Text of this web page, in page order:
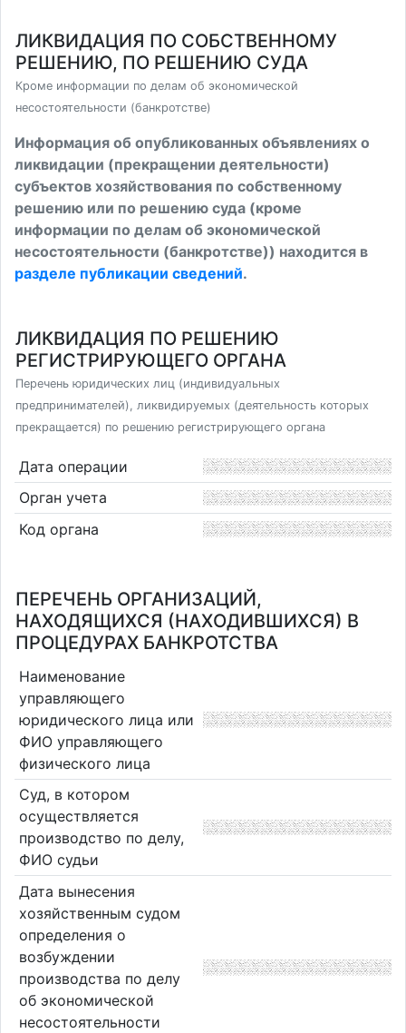
ЛИКВИДАЦИЯ ПО СОБСТВЕННОМУ
РЕШЕНИЮ, ПО РЕШЕНИЮ СУДА
Кроме информации по делам об экономической
несостоятельности (банкротстве)
Информация об опубликованных объявлениях о
ликвидации (прекращении деятельности)
субъектов хозяйствования по собственному
решению или по решению суда (кроме
информации по делам об экономической
несостоятельности (банкротстве)) находится в
разделе публикации сведений.
ЛИКВИДАЦИЯ ПО РЕШЕНИЮ
РЕГИСТРИРУЮЩЕГО ОРГАНА
Перечень юридических лиц (индивидуальных
предпринимателей), ликвидируемых (деятельность которых
прекращается) по решению регистрирующего органа
Дата операции
Орган учета
Код органа
ПЕРЕЧЕНЬ ОРГАНИЗАЦИЙ,
НАХОДЯЩИХСЯ (НАХОДИВШИХСЯ) В
ПРОЦЕДУРАХ БАНКРОТСТВА
Наименование
управляющего
юридического лица или
ФИО управляющего
физического лица
Суд, в котором
осуществляется
производство по делу,
ФИО судьи
Дата вынесения
хозяйственным судом
определения о
возбуждении
производства по делу
об экономической
несостоятельности